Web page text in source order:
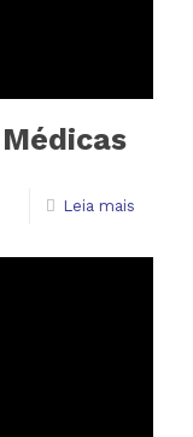
Leia mais